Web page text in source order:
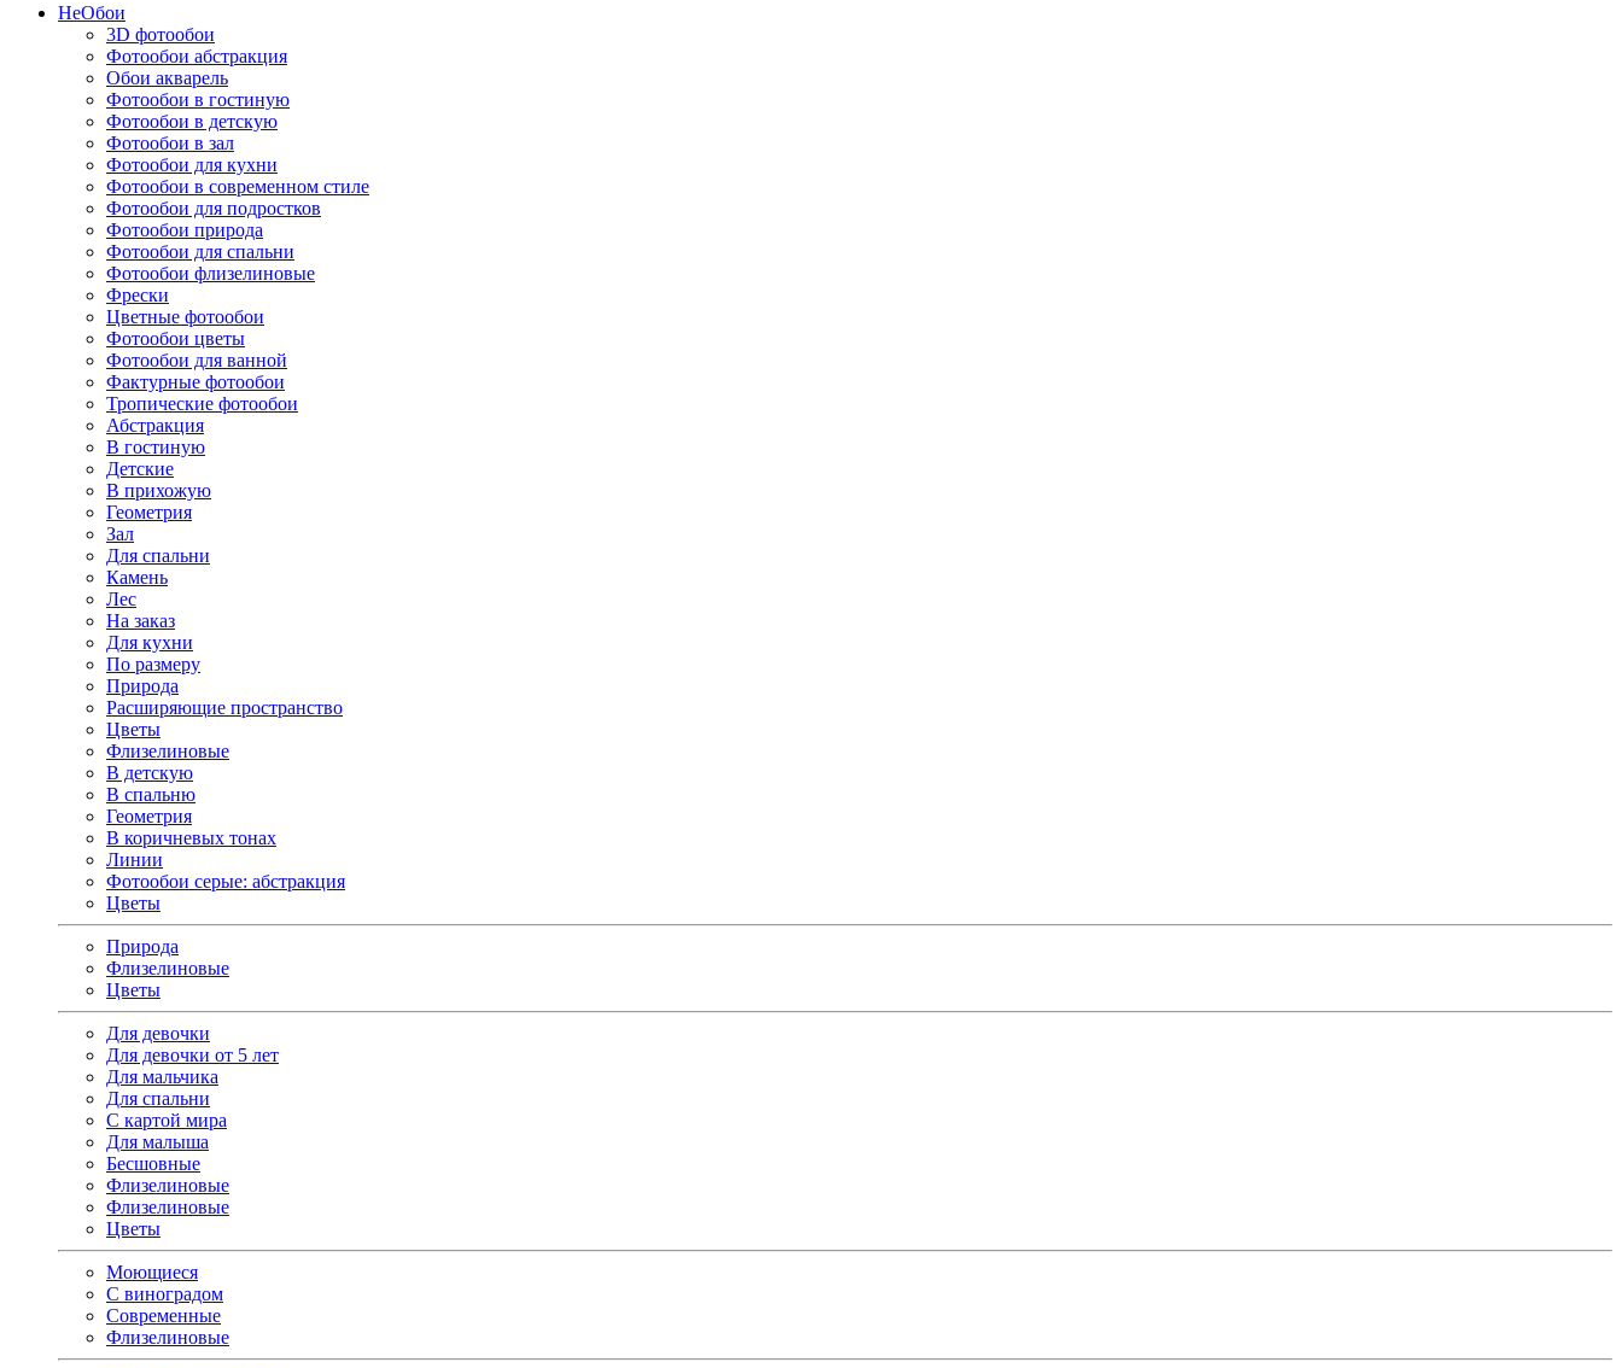
НеОбои
3D фотообои
Фотообои абстракция
Обои акварель
Фотообои в гостиную
Фотообои в детскую
Фотообои в зал
Фотообои для кухни
Фотообои в современном стиле
Фотообои для подростков
Фотообои природа
Фотообои для спальни
Фотообои флизелиновые
Фрески
Цветные фотообои
Фотообои цветы
Фотообои для ванной
Фактурные фотообои
Тропические фотообои
Абстракция
В гостиную
Детские
В прихожую
Геометрия
Зал
Для спальни
Камень
Лес
На заказ
Для кухни
По размеру
Природа
Расширяющие пространство
Цветы
Флизелиновые
В детскую
В спальню
Геометрия
В коричневых тонах
Линии
Фотообои серые: абстракция
Цветы
Природа
Флизелиновые
Цветы
Для девочки
Для девочки от 5 лет
Для мальчика
Для спальни
С картой мира
Для малыша
Бесшовные
Флизелиновые
Флизелиновые
Цветы
Моющиеся
С виноградом
Современные
Флизелиновые